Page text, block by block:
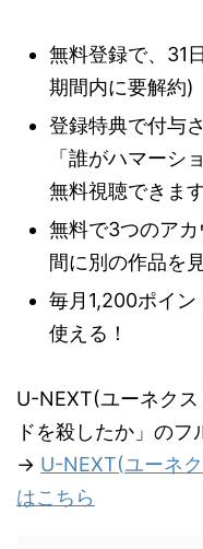
無料登録で、31
期間内に要解約)
登録特典で付与
「誰がハマーシ
無料視聴できま
無料で3つのア
間に別の作品を
毎月1,200ポイン
使える！
U-NEXT(ユーネク
ドを殺したか」の
→ U-NEXT(ユーネ
はこちら